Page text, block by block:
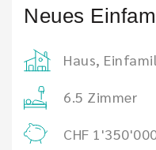
Neues
Haus,
6.5 Zimmer
CHF